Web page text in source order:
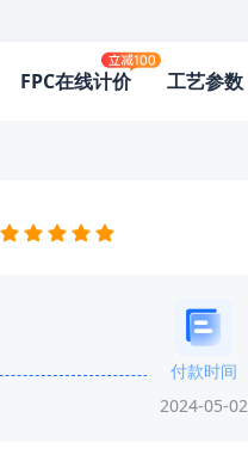
FPC在线计价 工艺参数
付款时间
2024-05-02